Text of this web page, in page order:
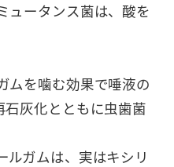
ュータンス菌は、酸を
ムを噛む効果で唾液の
石灰化とともに虫歯菌
ルガムは、実はキシリ